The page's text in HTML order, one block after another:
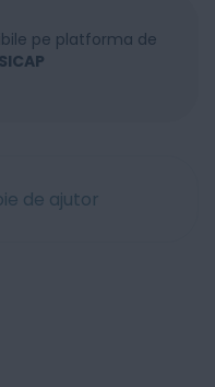
pe platforma de
de ajutor